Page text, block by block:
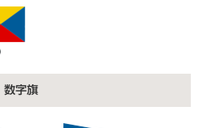
数字旗